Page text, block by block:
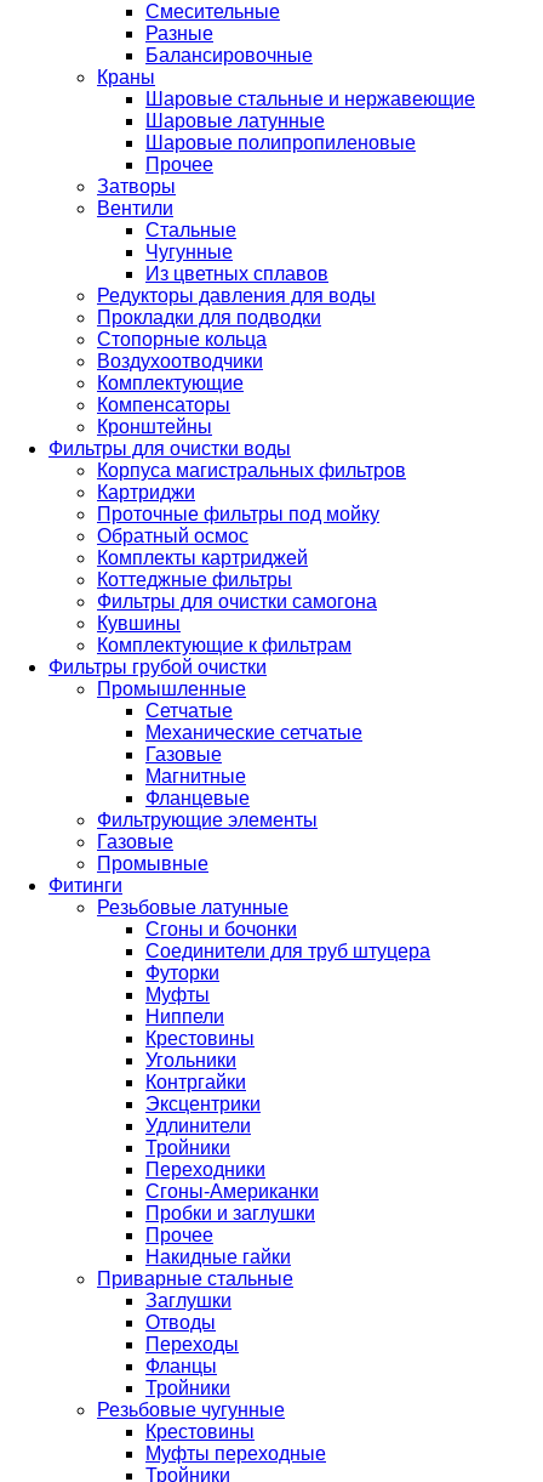
Смесительные
Разные
Балансировочные
Краны
Шаровые стальные и нержавеющие
Шаровые латунные
Шаровые полипропиленовые
Прочее
Затворы
Вентили
Стальные
Чугунные
Из цветных сплавов
Редукторы давления для воды
Прокладки для подводки
Стопорные кольца
Воздухоотводчики
Комплектующие
Компенсаторы
Кронштейны
Фильтры для очистки воды
Корпуса магистральных фильтров
Картриджи
Проточные фильтры под мойку
Обратный осмос
Комплекты картриджей
Коттеджные фильтры
Фильтры для очистки самогона
Кувшины
Комплектующие к фильтрам
Фильтры грубой очистки
Промышленные
Сетчатые
Механические сетчатые
Газовые
Магнитные
Фланцевые
Фильтрующие элементы
Газовые
Промывные
Фитинги
Резьбовые латунные
Сгоны и бочонки
Соединители для труб штуцера
Футорки
Муфты
Ниппели
Крестовины
Угольники
Контргайки
Эксцентрики
Удлинители
Тройники
Переходники
Сгоны-Американки
Пробки и заглушки
Прочее
Накидные гайки
Приварные стальные
Заглушки
Отводы
Переходы
Фланцы
Тройники
Резьбовые чугунные
Крестовины
Муфты переходные
Тройники